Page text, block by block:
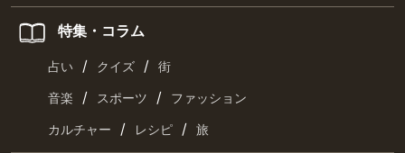
特集・コラム
占い / クイズ / 街
音楽 / スポーツ / ファッション
カルチャー / レシピ / 旅